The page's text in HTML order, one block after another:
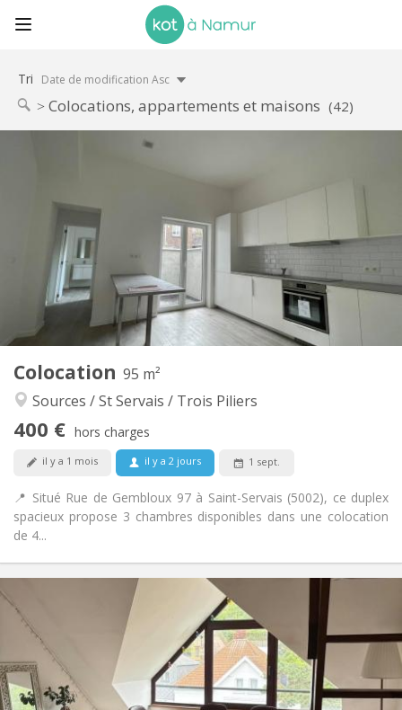
Tri Date de modification Asc
Colocations, appartements et maisons (42)
Colocation 95 m²
Sources / St Servais / Trois Piliers
400 € hors charges
il y a 1 mois il y a 2 jours 1 sept.
📍 Situé Rue de Gembloux 97 à Saint-Servais (5002), ce duplex
spacieux propose 3 chambres disponibles dans une colocation
de 4...
75 €
Domiciliation:
Aménagement
Salle de bain:
Commune
Commune
95 m
2
Pièces privées:
6
Calme, communautaire, studieuse,
Animaux de compagnie:
Non
Infos Pratiques
420 €
Charges:
113 €
Durée:
12 mois
Domiciliation:
Sous conditions